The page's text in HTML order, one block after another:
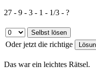
27 - 9 - 3 - 1 - 1/3 - ?
Oder jetzt die richtige
Das war ein leichtes Rätsel.